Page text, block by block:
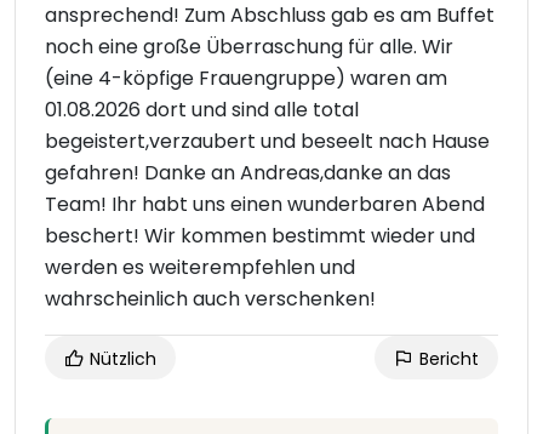
ansprechend! Zum Abschluss gab es am Buffet
noch eine große Überraschung für alle. Wir
(eine 4-köpfige Frauengruppe) waren am
01.08.2026 dort und sind alle total
begeistert,verzaubert und beseelt nach Hause
gefahren! Danke an Andreas,danke an das
Team! Ihr habt uns einen wunderbaren Abend
beschert! Wir kommen bestimmt wieder und
werden es weiterempfehlen und
wahrscheinlich auch verschenken!
Nützlich Bericht